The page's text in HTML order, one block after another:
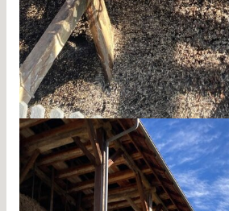
Gradierwerk Reinigung Bad Orb